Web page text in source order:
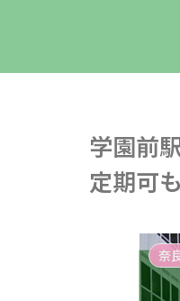
学園前
定期可
奈